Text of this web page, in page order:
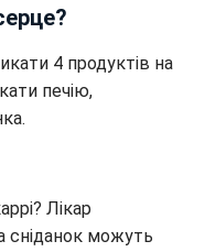
4 продуктів на
печію,
Лікар
сніданок можуть